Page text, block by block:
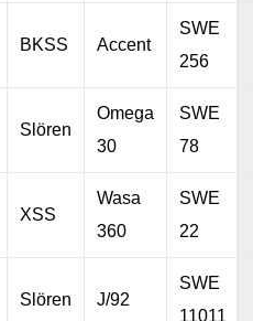
BKSS Accent
SWE
256
Slören
Omega
30
SWE
78
XSS
Wasa
360
SWE
22
Slören J/92
SWE
11011